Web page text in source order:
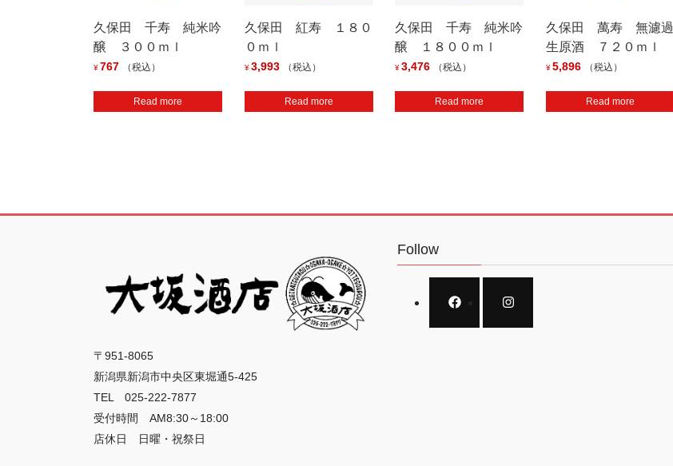
久保田 千寿 純米吟
醸 ３００ｍｌ
¥767 （税込）
Read more
久保田 紅寿 １８０
０ｍｌ
¥ 3,993 （税込）
Read more
久保田 千寿 純米吟
醸 １８００ｍｌ
¥ 3,476 （税込）
Read more
久保田 萬寿 無濾過
生原酒 ７２０ｍｌ
¥5,896 （税込）
Read more
〒951-8065
新潟県新潟市中央区東堀通5-425
TEL 025-222-7877
受付時間 AM8:30～18:00
店休日 日曜・祝祭日
Follow